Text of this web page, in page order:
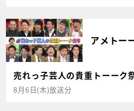
アメトー
売れっ子芸人の貴重トーーク
8月6日(木)放送分